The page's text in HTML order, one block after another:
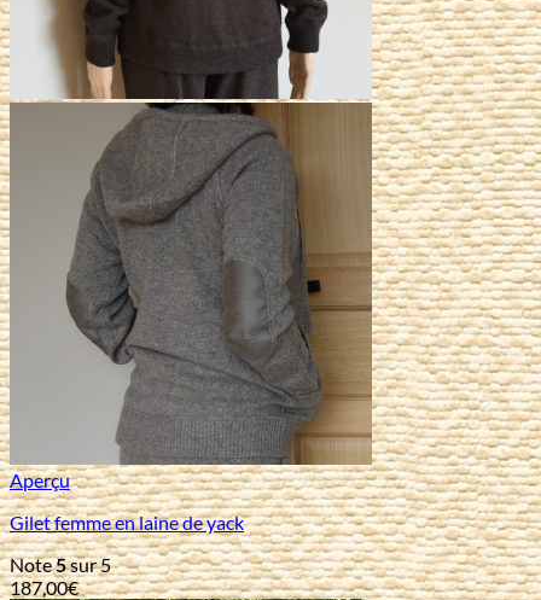
Aperçu
Gilet femme en laine de yack
Note5sur 5
187,00€